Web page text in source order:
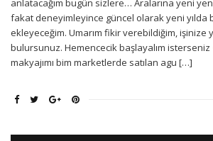
anlatacağım bugün sizlere… Aralarına yeni
fakat deneyimleyince güncel olarak yeni yılda
ekleyeceğim. Umarım fikir verebildiğim, işinize
bulursunuz. Hemencecik başlayalım isterseniz
makyajımı bim marketlerde satılan agu […]